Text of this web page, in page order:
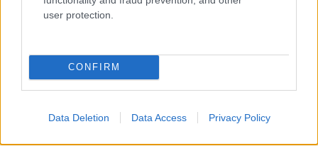
user protection.
CONFIRM
Data Deletion Data Access Privacy Policy